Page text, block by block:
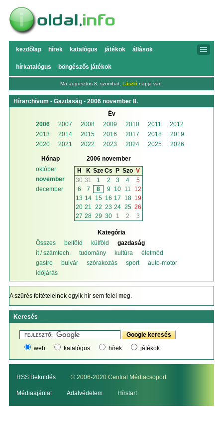
kezdőlap hírek katalógus játékok állások
hírkatalógus böngészős játékok
Ma augusztus 8, szombat, László napja van.
Hírarchívum - Gazdaság - 2006 november 8.
Év
2006
2007 2008 2009 2010 2011
2012
2013
2014 2015 2016 2017 2018
2019
2020
2021 2022 2023 2024 2025 2026
Hónap
október
november
december
2006 november
H
K SzeCs P Szo V
30 31 1 2 3 4
5
6
7 8 9 10 11
12
13 14 15 16 17 18 19
20 21 22 23 24 25 26
27 28 29 30 1 2 3
Kategória
Összes
belföld külföld
gazdaság
it / számtech.
tudomány kultúra
életmód
gastro
bulvár szórakozás sport
auto-motor
időjárás
A szűrés feltételeinek egyik hír sem felel meg.
Keresés
web katalógus hírek játékok
RSS Beküldés © 2006-2020 Central Médiacsoport
Médiaajánlat Adatvédelem Hírstart